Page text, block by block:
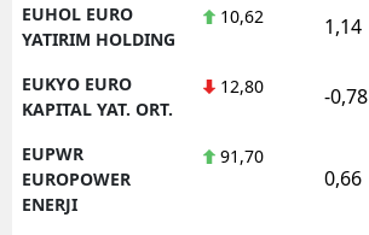
EUHOL EURO
YATIRIM HOLDING
10,62 1,14
EUKYO EURO
KAPITAL YAT. ORT.
12,80 -0,78
EUPWR
EUROPOWER
ENERJI
91,70
0,66